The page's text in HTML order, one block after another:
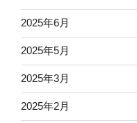
2025年6月
2025年5月
2025年3月
2025年2月